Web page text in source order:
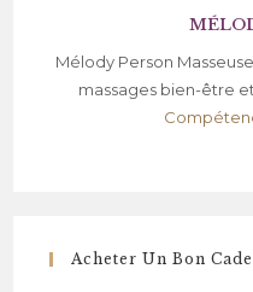
Mélody Person
massages bien-être
Acheter Un Bon